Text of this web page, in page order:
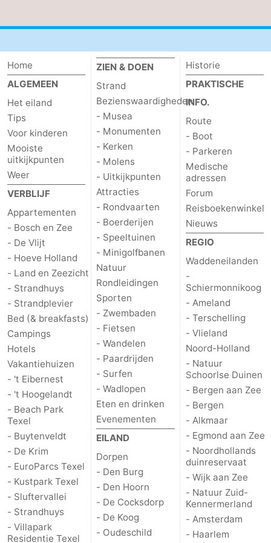
en
drinken
Evenementen
Praktisch
Forum
Route
-
Boot
Waddenhoppen
Reisboekenwinkel
Nieuws
Medische
adressen
Regio
Waddeneilanden
Schiermonnikoog
Ameland
Terschelling
-
Vlieland
Noord-
Holland
-
Home
ALGEMEEN
Het eiland
Tips
Voor kinderen
Mooiste
uitkijkpunten
Weer
VERBLIJF
Appartementen
- Bosch en Zee
- De Vlijt
- Hoeve Holland
- Land en Zeezicht
- Strandhuys
- Strandplevier
Bed (& breakfasts)
Campings
Hotels
Vakantiehuizen
- 't Eibernest
- 't Hoogelandt
- Beach Park
Texel
- Buytenveldt
- De Krim
- EuroParcs Texel
- Kustpark Texel
- Sluftervallei
- Strandhuys
- Villapark
Residentie Texel
ZIEN & DOEN
Strand
Bezienswaardigheden
- Musea
- Monumenten
- Kerken
- Molens
- Uitkijkpunten
Attracties
- Rondvaarten
- Boerderijen
- Speeltuinen
- Minigolfbanen
Natuur
Rondleidingen
Sporten
- Zwembaden
- Fietsen
- Wandelen
- Paardrijden
- Surfen
- Wadlopen
Eten en drinken
Evenementen
EILAND
Dorpen
- Den Burg
- Den Hoorn
- De Cocksdorp
- De Koog
- Oudeschild
Historie
PRAKTISCHE
INFO.
Route
- Boot
- Parkeren
Medische
adressen
Forum
Reisboekenwinkel
Nieuws
REGIO
Waddeneilanden
-
Schiermonnikoog
- Ameland
- Terschelling
- Vlieland
Noord-Holland
- Natuur
Schoorlse Duinen
- Bergen aan Zee
- Bergen
- Alkmaar
- Egmond aan Zee
- Noordhollands
duinreservaat
- Wijk aan Zee
- Natuur Zuid-
Kennermerland
- Amsterdam
- Haarlem